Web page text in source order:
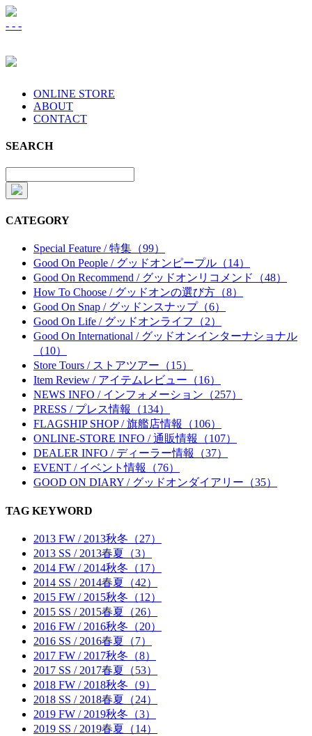
- - -
ONLINE STORE
ABOUT
CONTACT
SEARCH
CATEGORY
Special Feature / 特集（99）
Good On People / グッドオンピープル（14）
Good On Recommend / グッドオンリコメンド（48）
How To Choose / グッドオンの選び方（8）
Good On Snap / グッドンスナップ（6）
Good On Life / グッドオンライフ（2）
Good On International / グッドオンインターナショナル
（10）
Store Tours / ストアツアー（15）
Item Review / アイテムレビュー（16）
NEWS INFO / インフォメーション（257）
PRESS / プレス情報（134）
FLAGSHIP SHOP / 旗艦店情報（106）
ONLINE-STORE INFO / 通販情報（107）
DEALER INFO / ディーラー情報（37）
EVENT / イベント情報（76）
GOOD ON DIARY / グッドオンダイアリー（35）
TAG KEYWORD
2013 FW / 2013秋冬（27）
2013 SS / 2013春夏（3）
2014 FW / 2014秋冬（17）
2014 SS / 2014春夏（42）
2015 FW / 2015秋冬（12）
2015 SS / 2015春夏（26）
2016 FW / 2016秋冬（20）
2016 SS / 2016春夏（7）
2017 FW / 2017秋冬（8）
2017 SS / 2017春夏（53）
2018 FW / 2018秋冬（9）
2018 SS / 2018春夏（24）
2019 FW / 2019秋冬（3）
2019 SS / 2019春夏（14）